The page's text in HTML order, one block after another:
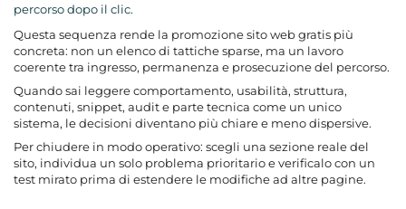
percorso dopo il clic.
Questa sequenza rende la promozione sito web gratis più
concreta: non un elenco di tattiche sparse, ma un lavoro
coerente tra ingresso, permanenza e prosecuzione del percorso.
Quando sai leggere comportamento, usabilità, struttura,
contenuti, snippet, audit e parte tecnica come un unico
sistema, le decisioni diventano più chiare e meno dispersive.
Per chiudere in modo operativo: scegli una sezione reale del
sito, individua un solo problema prioritario e verificalo con un
test mirato prima di estendere le modifiche ad altre pagine.